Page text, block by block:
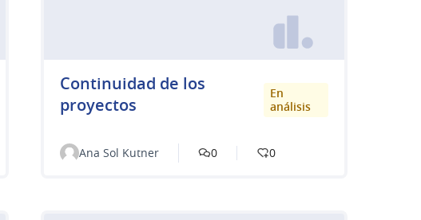
Continuidad de los
proyectos
En
análisis
Ana Sol Kutner 0 0